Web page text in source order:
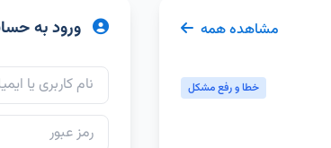
مشاهده همه
خطا و رفع مشکل
ورود به